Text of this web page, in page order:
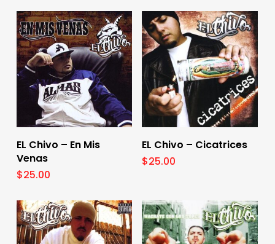
Add To Cart
EL Chivo – En Mis
Venas
$25.00
Add To Cart
EL Chivo – Cicatrices
$25.00